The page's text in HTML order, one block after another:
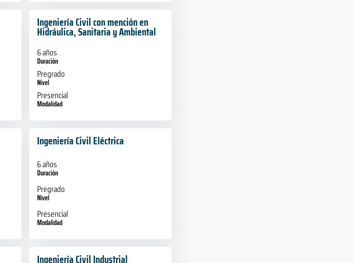
Ingeniería Civil con mención en
Hidráulica, Sanitaria y Ambiental
6 años
Duración
Pregrado
Nivel
Presencial
Modalidad
Ingeniería Civil Eléctrica
6 años
Duración
Pregrado
Nivel
Presencial
Modalidad
Ingeniería Civil Industrial